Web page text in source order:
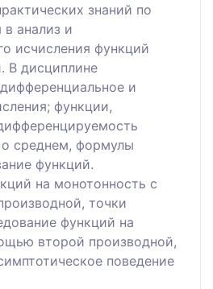
знаний по
анализ и
исчисления функций
В дисциплине
и
функции,
среднем, формулы
функций.
на монотонность с
точки
функций на
второй производной,
поведение